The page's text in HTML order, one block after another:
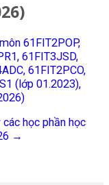
61FIT2POP,
61FIT3JSD,
61FIT2PCO,
(lớp 01.2023),
học phần học
→